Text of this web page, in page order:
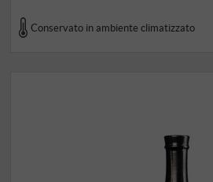
Conservato in ambiente climatizzato